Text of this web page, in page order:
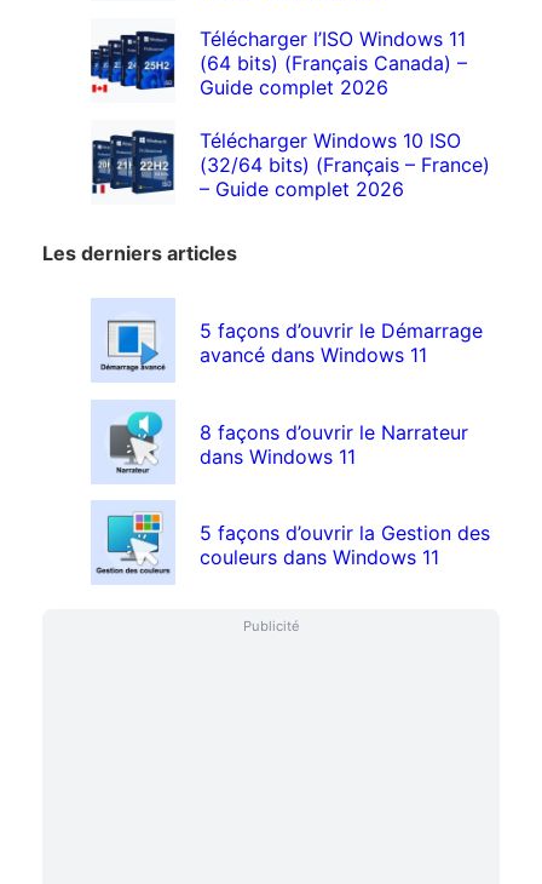
Télécharger l’ISO Windows 11
(64 bits) (Français Canada) –
Guide complet 2026
Télécharger Windows 10 ISO
(32/64 bits) (Français – France)
– Guide complet 2026
Les derniers articles
5 façons d’ouvrir le Démarrage
avancé dans Windows 11
8 façons d’ouvrir le Narrateur
dans Windows 11
5 façons d’ouvrir la Gestion des
couleurs dans Windows 11
Publicité